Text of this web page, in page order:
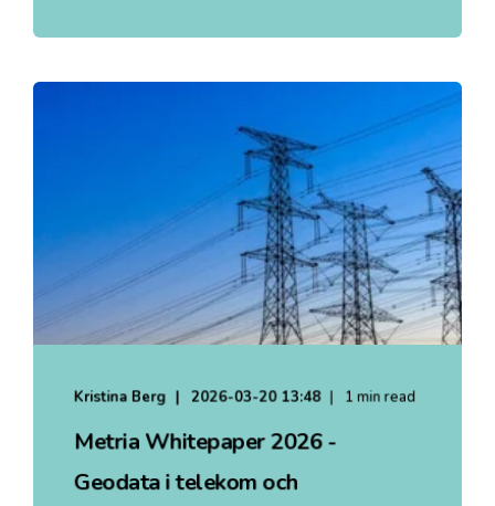
Kristina Berg 2026-03-20 13:48 1 min read
Metria Whitepaper 2026 -
Geodata i telekom och